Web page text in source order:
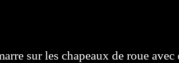
sur les chapeaux de roue